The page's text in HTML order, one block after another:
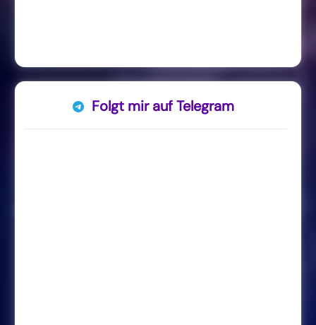
Folgt mir auf Telegram